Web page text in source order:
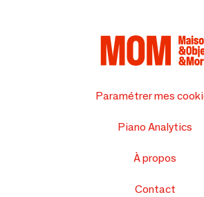
Paramétrer mes
Piano Analytics
À propos
Contact